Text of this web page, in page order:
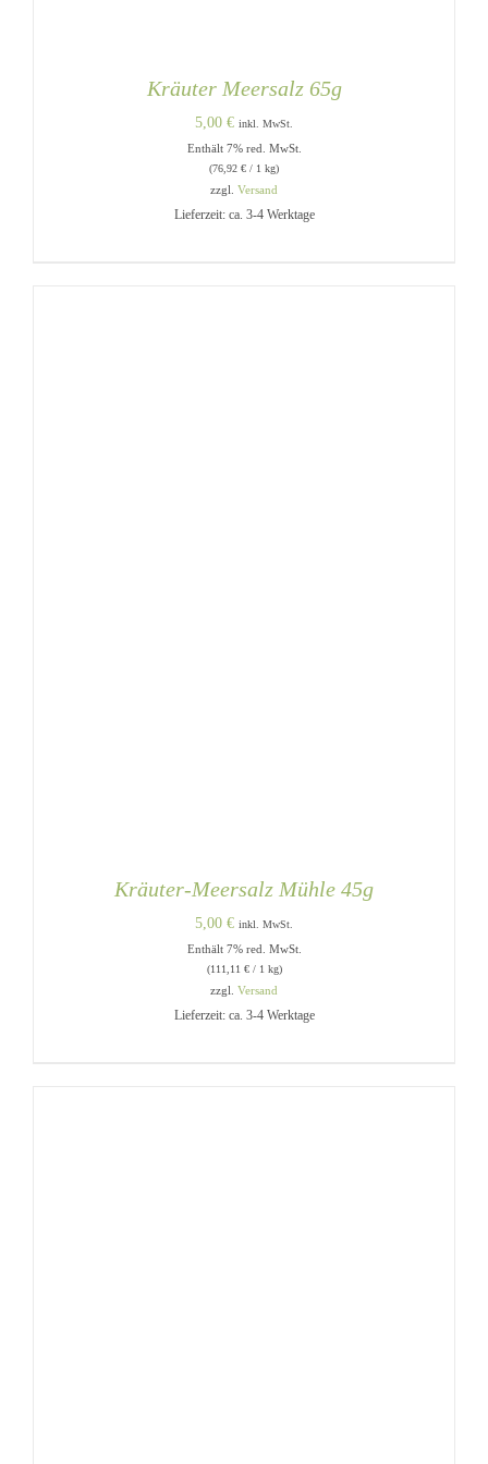
Kräuter Meersalz 65g
5,00 € inkl. MwSt.
Enthält 7% red. MwSt.
(76,92 € / 1 kg)
zzgl. Versand
Lieferzeit: ca. 3-4 Werktage
Kräuter-Meersalz Mühle 45g
5,00 € inkl. MwSt.
Enthält 7% red. MwSt.
(111,11 €/ 1 kg)
zzgl. Versand
Lieferzeit: ca. 3-4 Werktage